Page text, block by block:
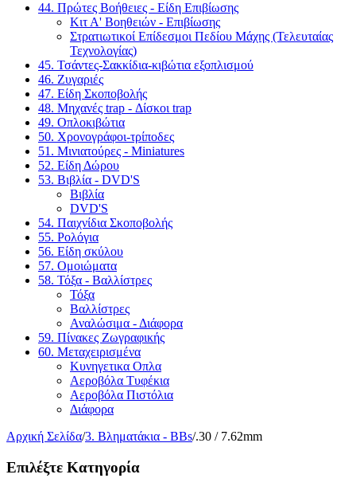
44. Πρώτες Βοήθειες - Είδη Επιβίωσης
Κιτ Α' Βοηθειών - Επιβίωσης
Στρατιωτικοί Επίδεσμοι Πεδίου Μάχης (Τελευταίας
Τεχνολογίας)
45. Τσάντες-Σακκίδια-κιβώτια εξοπλισμού
46. Ζυγαριές
47. Είδη Σκοποβολής
48. Μηχανές trap - Δίσκοι trap
49. Οπλοκιβώτια
50. Χρονογράφοι-τρίποδες
51. Μινιατούρες - Miniatures
52. Είδη Δώρου
53. Βιβλία - DVD'S
Βιβλία
DVD'S
54. Παιχνίδια Σκοποβολής
55. Ρολόγια
56. Είδη σκύλου
57. Ομοιώματα
58. Τόξα - Βαλλίστρες
Τόξα
Βαλλίστρες
Αναλώσιμα - Διάφορα
59. Πίνακες Ζωγραφικής
60. Μεταχειρισμένα
Κυνηγετικα Οπλα
Αεροβόλα Τυφέκια
Αεροβόλα Πιστόλια
Διάφορα
Αρχική Σελίδα/3. Βληματάκια - BBs/.30 / 7.62mm
Επιλέξτε Κατηγορία